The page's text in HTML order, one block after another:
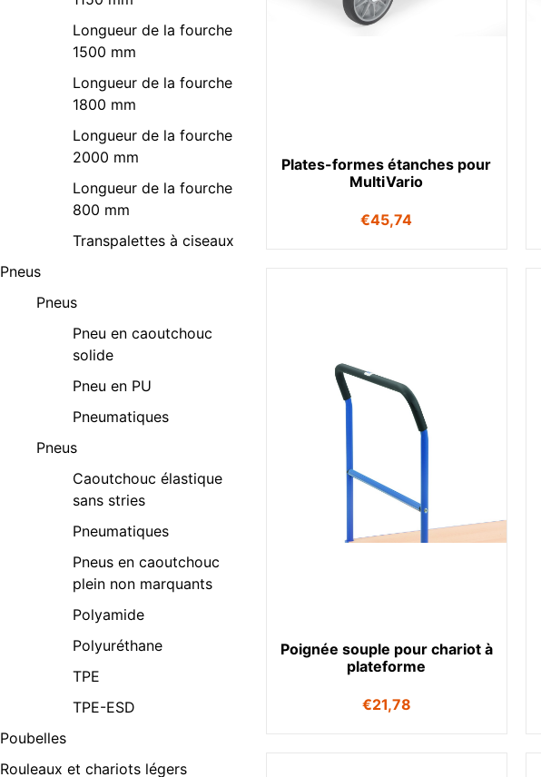
Longueur de la fourche
1500 mm
Longueur de la fourche
1800 mm
Longueur de la fourche
2000 mm
Longueur de la fourche
800 mm
Transpalettes à ciseaux
Pneus
Pneus
Pneu en caoutchouc
solide
Pneu en PU
Pneumatiques
Pneus
Caoutchouc élastique
sans stries
Pneumatiques
Pneus en caoutchouc
plein non marquants
Polyamide
Polyuréthane
TPE
TPE-ESD
Poubelles
Rouleaux et chariots légers
Plates-formes étanches pour
MultiVario
€45,74
Poignée souple pour chariot à
plateforme
€21,78